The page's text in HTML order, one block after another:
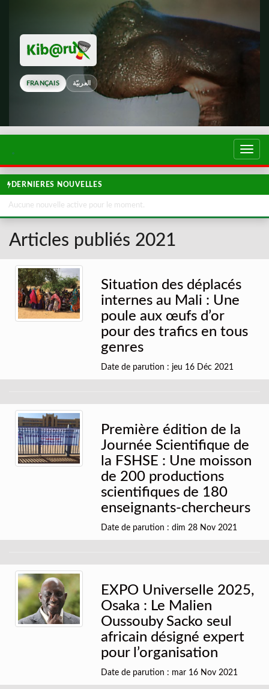
FRANÇAIS العربيّة
DERNIERES NOUVELLES
Aucune nouvelle active pour le moment.
Articles publiés 2021
Situation des déplacés
internes au Mali : Une
poule aux œufs d’or
pour des trafics en tous
genres
Date de parution : jeu 16 Déc 2021
Première édition de la
Journée Scientifique de
la FSHSE : Une moisson
de 200 productions
scientifiques de 180
enseignants-chercheurs
Date de parution : dim 28 Nov 2021
EXPO Universelle 2025,
Osaka : Le Malien
Oussouby Sacko seul
africain désigné expert
pour l’organisation
Date de parution : mar 16 Nov 2021